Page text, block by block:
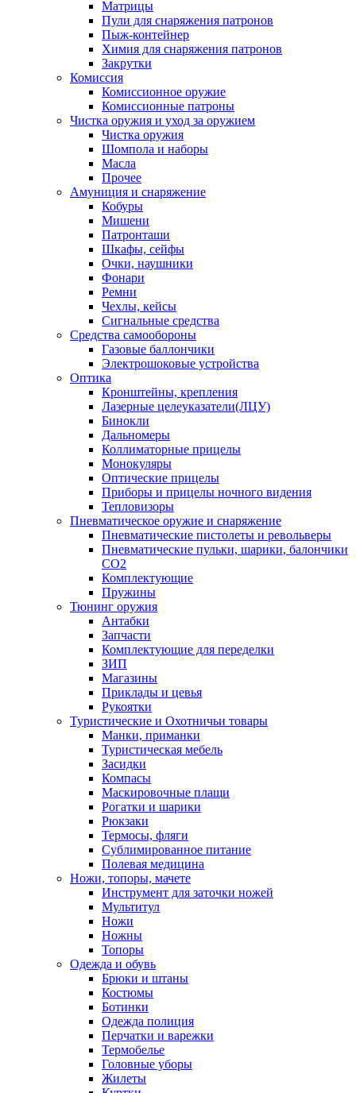
Матрицы
Пули для снаряжения патронов
Пыж-контейнер
Химия для снаряжения патронов
Закрутки
Комиссия
Комиссионное оружие
Комиссионные патроны
Чистка оружия и уход за оружием
Чистка оружия
Шомпола и наборы
Масла
Прочее
Амуниция и снаряжение
Кобуры
Мишени
Патронташи
Шкафы, сейфы
Очки, наушники
Фонари
Ремни
Чехлы, кейсы
Сигнальные средства
Средства самообороны
Газовые баллончики
Электрошоковые устройства
Оптика
Кронштейны, крепления
Лазерные целеуказатели(ЛЦУ)
Бинокли
Дальномеры
Коллиматорные прицелы
Монокуляры
Оптические прицелы
Приборы и прицелы ночного видения
Тепловизоры
Пневматическое оружие и снаряжение
Пневматические пистолеты и револьверы
Пневматические пульки, шарики, балончики
CO2
Комплектующие
Пружины
Тюнинг оружия
Антабки
Запчасти
Комплектующие для переделки
ЗИП
Магазины
Приклады и цевья
Рукоятки
Туристические и Охотничьи товары
Манки, приманки
Туристическая мебель
Засидки
Компасы
Маскировочные плащи
Рогатки и шарики
Рюкзаки
Термосы, фляги
Сублимированное питание
Полевая медицина
Ножи, топоры, мачете
Инструмент для заточки ножей
Мультитул
Ножи
Ножны
Топоры
Одежда и обувь
Брюки и штаны
Костюмы
Ботинки
Одежда полиция
Перчатки и варежки
Термобелье
Головные уборы
Жилеты